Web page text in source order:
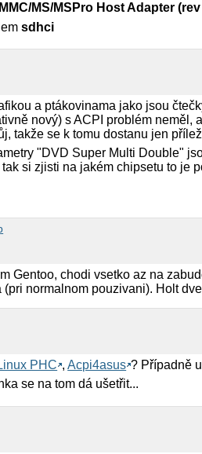
MS/MSPro Host Adapter (rev
sdhci
a ptákovinama jako jsou
nový) s ACPI problém neměl,
takže se k tomu dostanu jen
"DVD Super Multi Double"
si zjisti na jakém chipsetu to je
Gentoo, chodi vsetko az na
normalnom pouzivani). Holt
PHC ,Acpi4asus ? Případně
se na tom dá ušetřit...